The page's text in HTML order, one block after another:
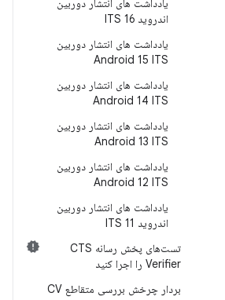
یادداشت های انتشار دوربین
اندروید 16 ITS
یادداشت های انتشار دوربین
Android 15 ITS
یادداشت های انتشار دوربین
Android 14 ITS
یادداشت های انتشار دوربین
Android 13 ITS
یادداشت های انتشار دوربین
Android 12 ITS
یادداشت های انتشار دوربین
اندروید 11 ITS
تست‌های پخش رسانه CTS
Verifier را اجرا کنید
بردار چرخش بررسی متقاطع CV